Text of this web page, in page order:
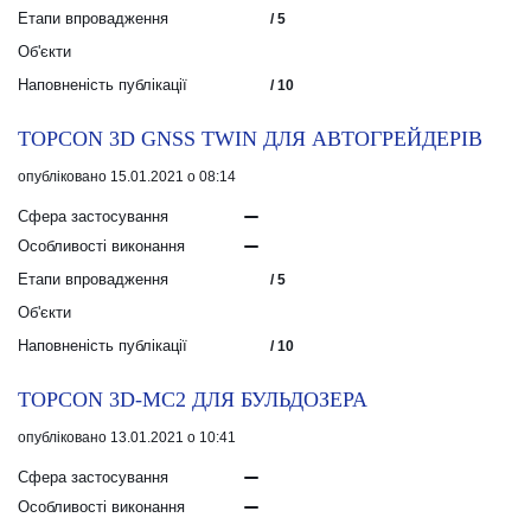
Етапи впровадження
/ 5
Об'єкти
Наповненість публікації
/ 10
TOPCON 3D GNSS TWIN ДЛЯ АВТОГРЕЙДЕРІВ
опубліковано 15.01.2021 о 08:14
Сфера застосування
Особливості виконання
Етапи впровадження
/ 5
Об'єкти
Наповненість публікації
/ 10
TOPCON 3D-МС2 ДЛЯ БУЛЬДОЗЕРА
опубліковано 13.01.2021 о 10:41
Сфера застосування
Особливості виконання